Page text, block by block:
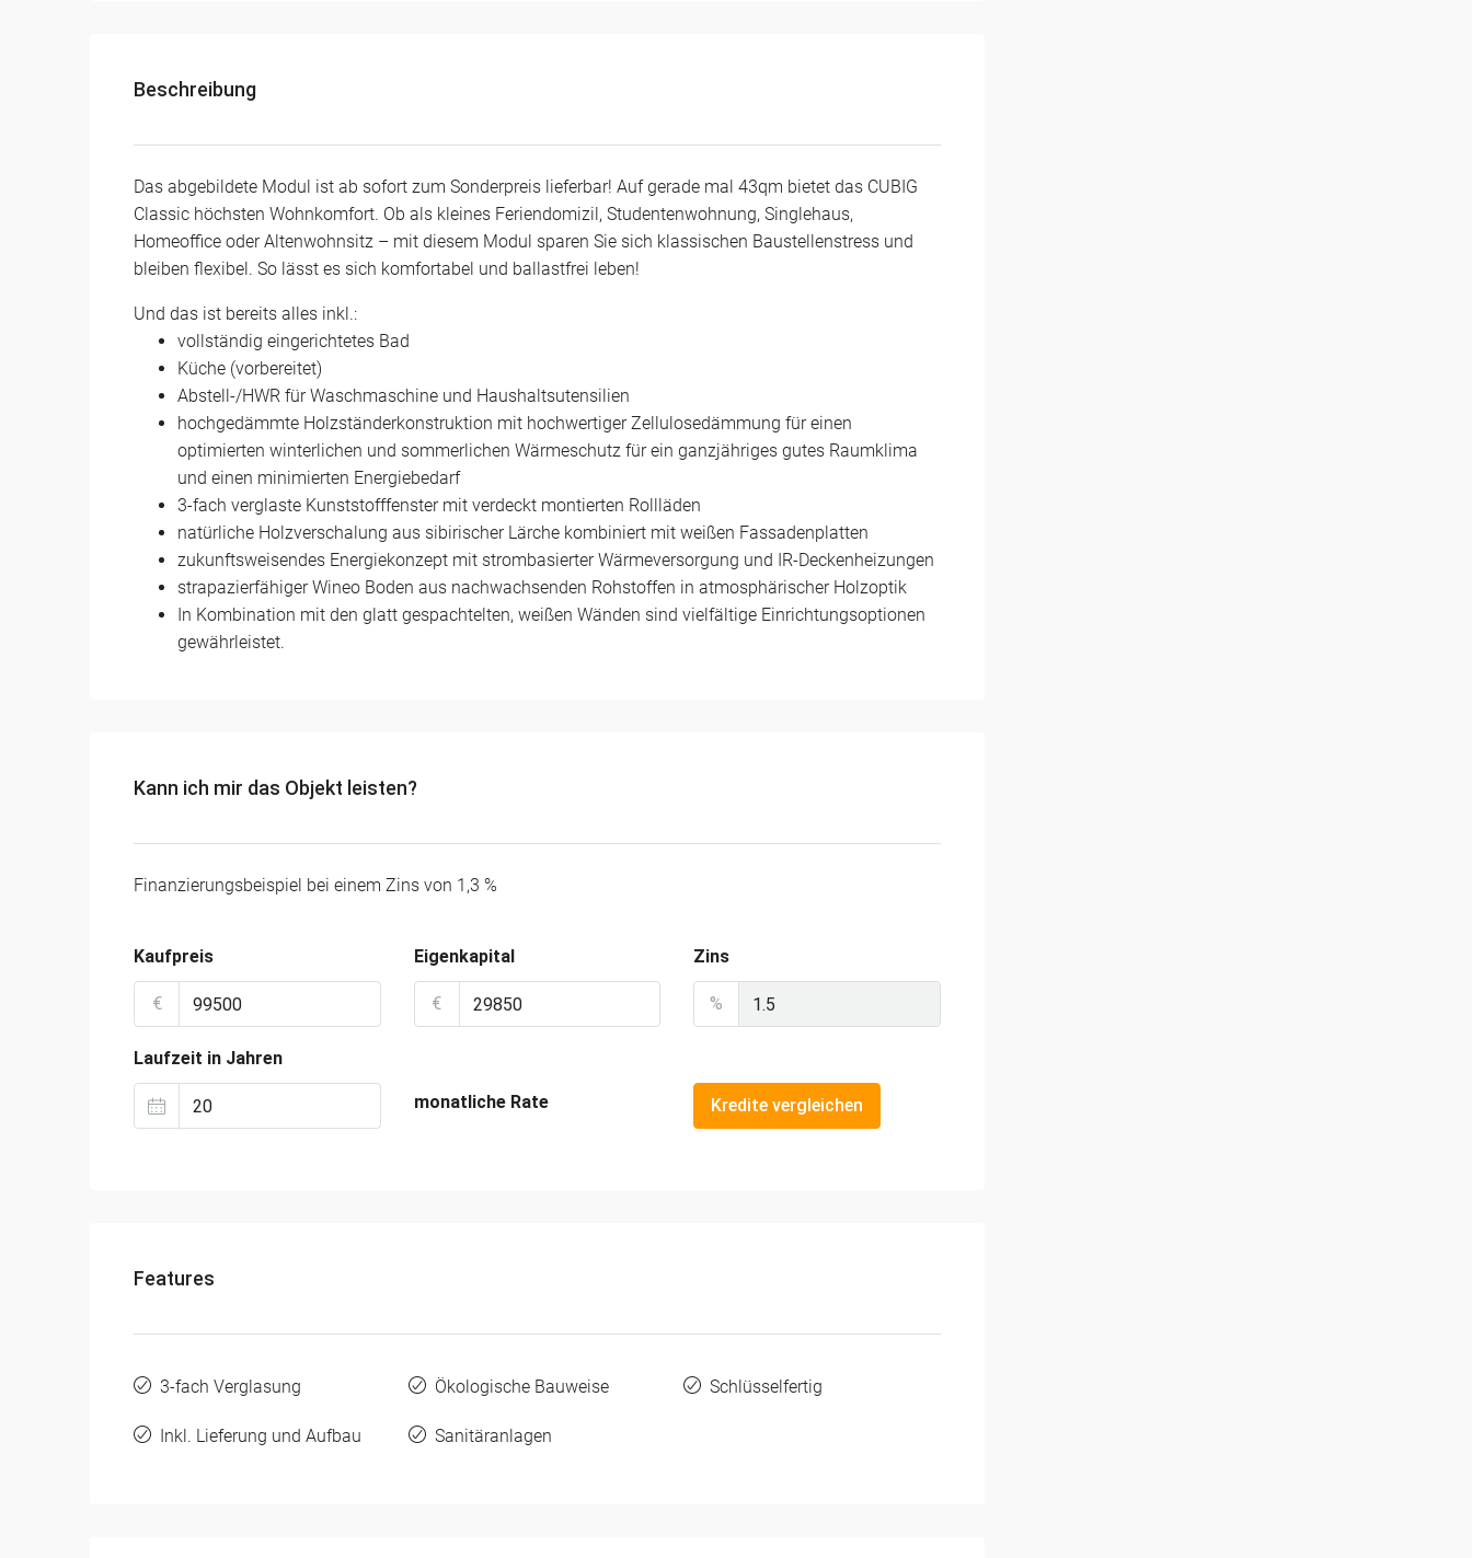
Beschreibung
Das abgebildete Modul ist ab sofort zum Sonderpreis lieferbar! Auf gerade mal 43qm bietet das CUBIG
Classic höchsten Wohnkomfort. Ob als kleines Feriendomizil, Studentenwohnung, Singlehaus,
Homeoffice oder Altenwohnsitz – mit diesem Modul sparen Sie sich klassischen Baustellenstress und
bleiben flexibel. So lässt es sich komfortabel und ballastfrei leben!
Und das ist bereits alles inkl.:
vollständig eingerichtetes Bad
Küche (vorbereitet)
Abstell-/HWR für Waschmaschine und Haushaltsutensilien
hochgedämmte Holzständerkonstruktion mit hochwertiger Zellulosedämmung für einen
optimierten winterlichen und sommerlichen Wärmeschutz für ein ganzjähriges gutes Raumklima
und einen minimierten Energiebedarf
3-fach verglaste Kunststofffenster mit verdeckt montierten Rollläden
natürliche Holzverschalung aus sibirischer Lärche kombiniert mit weißen Fassadenplatten
zukunftsweisendes Energiekonzept mit strombasierter Wärmeversorgung und IR-Deckenheizungen
strapazierfähiger Wineo Boden aus nachwachsenden Rohstoffen in atmosphärischer Holzoptik
In Kombination mit den glatt gespachtelten, weißen Wänden sind vielfältige Einrichtungsoptionen
gewährleistet.
Kann ich mir das Objekt leisten?
Finanzierungsbeispiel bei einem Zins von 1,3 %
Kaufpreis
€
Eigenkapital
€
Zins
%
Laufzeit in Jahren
monatliche Rate Kredite vergleichen
Features
3-fach Verglasung
Inkl. Lieferung und Aufbau
Ökologische Bauweise
Sanitäranlagen
Schlüsselfertig